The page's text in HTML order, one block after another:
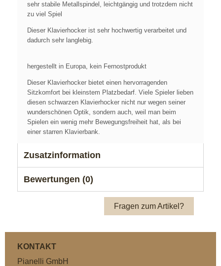
sehr stabile Metallspindel, leichtgängig und trotzdem nicht
zu viel Spiel
Dieser Klavierhocker ist sehr hochwertig verarbeitet und
dadurch sehr langlebig.
hergestellt in Europa, kein Fernostprodukt
Dieser Klavierhocker bietet einen hervorragenden
Sitzkomfort bei kleinstem Platzbedarf. Viele Spieler lieben
diesen schwarzen Klavierhocker nicht nur wegen seiner
wunderschönen Optik, sondern auch, weil man beim
Spielen ein wenig mehr Bewegungsfreiheit hat, als bei
einer starren Klavierbank.
Zusatzinformation
Bewertungen (0)
Fragen zum Artikel?
KONTAKT
Pianelli GmbH